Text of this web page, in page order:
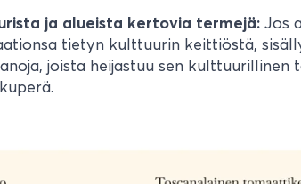
ja alueista kertovia termejä: Jos
tietyn kulttuurin keittiöstä,
joista heijastuu sen kulttuurillinen